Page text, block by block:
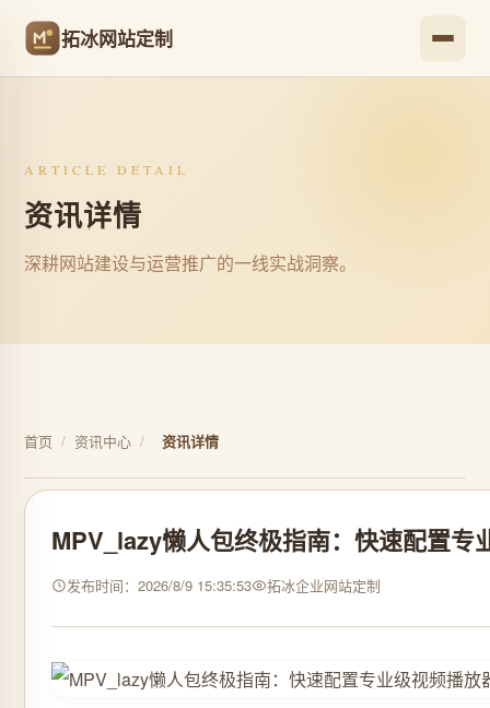
拓冰网站定制
ARTICLE DETAIL
资讯详情
深耕网站建设与运营推广的一线实战洞察。
首页 / 资讯中心 / 资讯详情
MPV_lazy懒人包终极指南：快速配置专
发布时间：2026/8/9 15:35:53 拓冰企业网站定制